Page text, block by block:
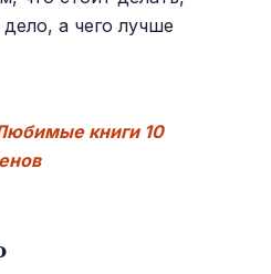
а чего лучше
книги 10